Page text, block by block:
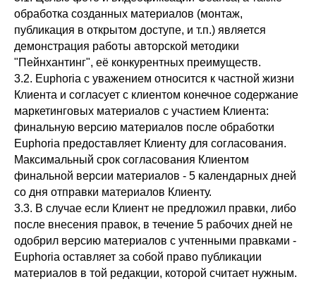
обработка созданных материалов (монтаж,
публикация в открытом доступе, и т.п.) является
демонстрация работы авторской методики
"Пейнхантинг", её конкурентных преимуществ.
3.2. Euphoria с уважением относится к частной жизни
Клиента и согласует с клиентом конечное содержание
маркетинговых материалов с участием Клиента:
финальную версию материалов после обработки
Euphoria предоставляет Клиенту для согласования.
Максимальный срок согласования Клиентом
финальной версии материалов - 5 календарных дней
со дня отправки материалов Клиенту.
3.3. В случае если Клиент не предложил правки, либо
после внесения правок, в течение 5 рабочих дней не
одобрил версию материалов с учтенными правками -
Euphoria оставляет за собой право публикации
материалов в той редакции, которой считает нужным.